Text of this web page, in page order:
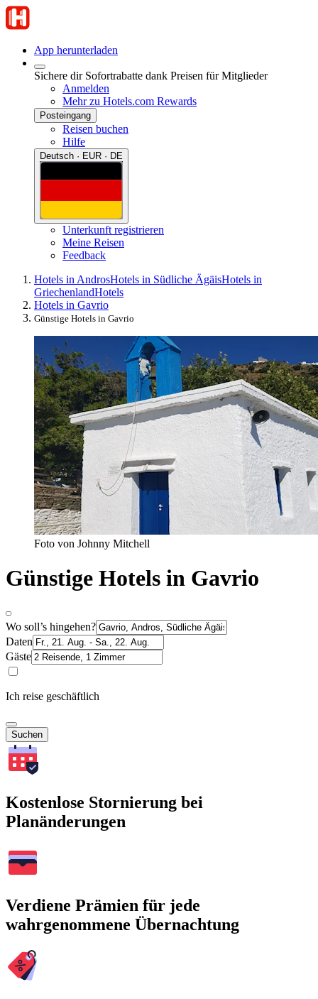
App herunterladen
Sichere dir Sofortrabatte dank Preisen für Mitglieder
Anmelden
Mehr zu Hotels.com Rewards
Posteingang
Reisen buchen
Hilfe
Deutsch · EUR · DE
Unterkunft registrieren
Meine Reisen
Feedback
Hotels in AndrosHotels in Südliche ÄgäisHotels in
GriechenlandHotels
Hotels in Gavrio
Günstige Hotels in Gavrio
Foto von Johnny Mitchell
Günstige Hotels in Gavrio
Wo soll’s hingehen?
Daten
Gäste
Ich reise geschäftlich
Suchen
Kostenlose Stornierung bei
Planänderungen
Verdiene Prämien für jede
wahrgenommene Übernachtung